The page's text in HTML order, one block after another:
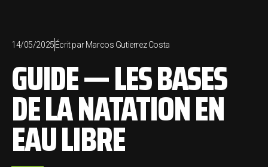
14/05/2025Écrit parMarcos Gutierrez Costa
GUIDE — LES BASES
DE LA NATATION EN
EAU LIBRE